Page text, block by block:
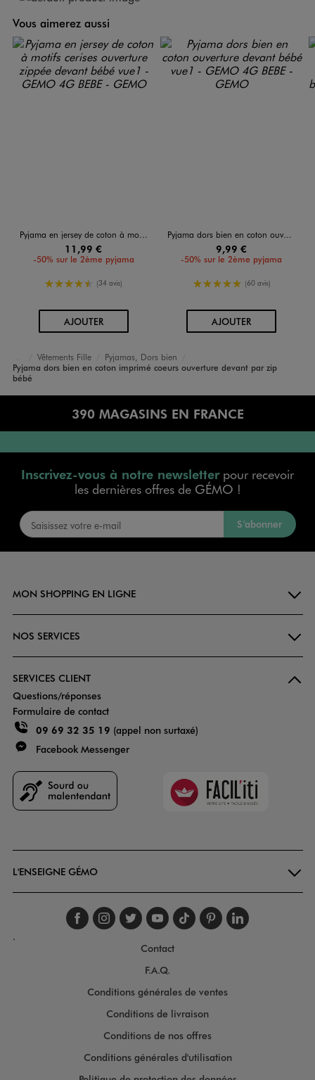
Vous aimerez aussi
Pyjama en jersey de coton à motifs cerises ouverture zippée devant bébé
11,99 €
-50% sur le 2ème pyjama
4.5/5 de moyenne
(34 avis)
AJOUTERAU PANIER
Pyjama dors bien en coton ouverture devant bébé
9,99 €
-50% sur le 2ème pyjama
5/5 de moyenne
(60 avis)
AJOUTERAU PANIER
Accueil
Bébé
Vêtements Fille
Pyjamas, Dors bien
Pyjama dors bien en coton imprimé coeurs ouverture devant par zip
bébé
390 MAGASINS EN FRANCE
Inscrivez-vous à notre newsletterpour recevoir
les dernières offres de GÉMO !
S’abonner
MON SHOPPING EN LIGNE
NOS SERVICES
SERVICES CLIENT
Questions/réponses
Formulaire de contact
09 69 32 35 19 (appel non surtaxé)
Facebook Messenger
Faciliti
L'ENSEIGNE GÉMO
Suivez-nous sur
Suivez-nous sur
Suivez-nous sur
Suivez-nous
Suivez-nous
Suivez-
.
Contact
F.A.Q.
Conditions générales de ventes
Conditions de livraison
Conditions de nos offres
Conditions générales d'utilisation